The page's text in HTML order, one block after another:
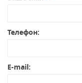
Телефон:
E-mail: